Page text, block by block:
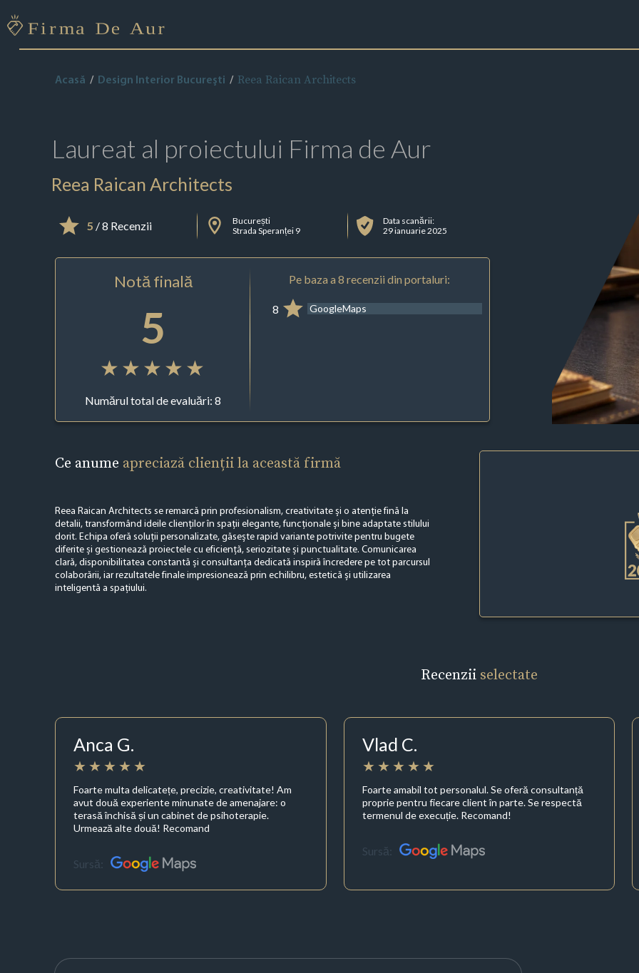
Acasă Design Interior Bucureşti Reea Raican Architects
Laureat al proiectului Firma de Aur
Reea Raican Architects
5 / 8 Recenzii
București
Strada Speranței 9
Data scanării:
29 ianuarie 2025
Notă finală
5
Numărul total de evaluări: 8
Pe baza a 8 recenzii din portaluri:
8 GoogleMaps
Ce anume apreciază clienții la această firmă
Reea Raican Architects se remarcă prin profesionalism, creativitate și o atenție fină la
detalii, transformând ideile clienților în spații elegante, funcționale și bine adaptate stilului
dorit. Echipa oferă soluții personalizate, găsește rapid variante potrivite pentru bugete
diferite și gestionează proiectele cu eficiență, seriozitate și punctualitate. Comunicarea
clară, disponibilitatea constantă și consultanța dedicată inspiră încredere pe tot parcursul
colaborării, iar rezultatele finale impresionează prin echilibru, estetică și utilizarea
inteligentă a spațiului.
Recenzii selectate
Anca G.
Foarte multa delicatețe, precizie, creativitate! Am
avut două experiente minunate de amenajare: o
terasă închisă și un cabinet de psihoterapie.
Urmează alte două! Recomand
Sursă:
Vlad C.
Foarte amabil tot personalul. Se oferă consultanță
proprie pentru fiecare client în parte. Se respectă
termenul de execuție. Recomand!
Sursă: